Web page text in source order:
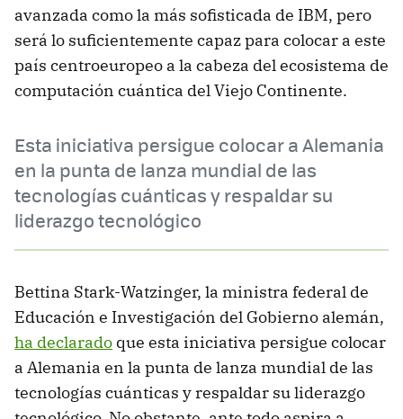
avanzada como la más sofisticada de IBM, pero
será lo suficientemente capaz para colocar a este
país centroeuropeo a la cabeza del ecosistema de
computación cuántica del Viejo Continente.
Esta iniciativa persigue colocar a Alemania
en la punta de lanza mundial de las
tecnologías cuánticas y respaldar su
liderazgo tecnológico
Bettina Stark-Watzinger, la ministra federal de
Educación e Investigación del Gobierno alemán,
ha declarado que esta iniciativa persigue colocar
a Alemania en la punta de lanza mundial de las
tecnologías cuánticas y respaldar su liderazgo